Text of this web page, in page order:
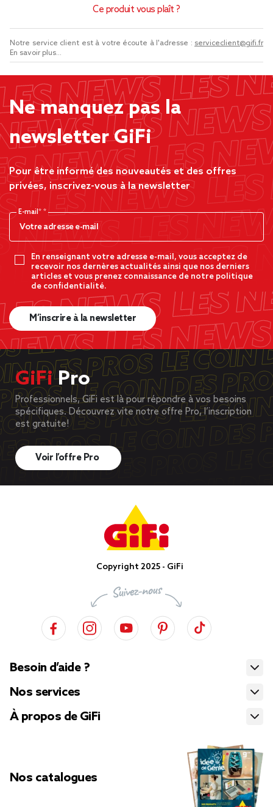
Ce produit vous plaît ?
Notre service client est à votre écoute à l'adresse : serviceclient@gifi.fr
En savoir plus...
Ne manquez pas la
newsletter GiFi
Pour être informé des nouveautés et des offres
privées, inscrivez-vous à la newsletter
E-mail*
En renseignant votre adresse e-mail, vous acceptez de
recevoir nos dernères actualités ainsi que nos derniers
articles et vous prenez connaissance de notre politique
de confidentialité.
M’inscrire à la newsletter
GiFiPro
Professionnels, GiFi est là pour répondre à vos besoins
spécifiques. Découvrez vite notre offre Pro, l’inscription
est gratuite!
Voir l’offre Pro
Copyright 2025 - GiFi
Besoin d’aide ?
Nos services
À propos de GiFi
Nos catalogues